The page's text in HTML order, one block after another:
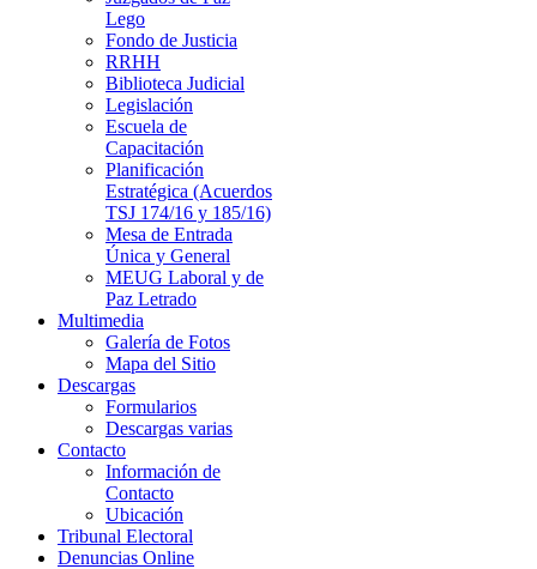
Lego
Fondo de Justicia
RRHH
Biblioteca Judicial
Legislación
Escuela de
Capacitación
Planificación
Estratégica (Acuerdos
TSJ 174/16 y 185/16)
Mesa de Entrada
Única y General
MEUG Laboral y de
Paz Letrado
Multimedia
Galería de Fotos
Mapa del Sitio
Descargas
Formularios
Descargas varias
Contacto
Información de
Contacto
Ubicación
Tribunal Electoral
Denuncias Online